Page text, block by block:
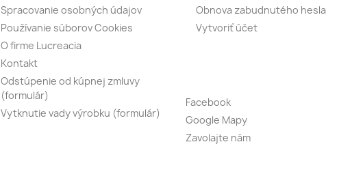
Spracovanie osobných údajov
Používanie súborov Cookies
O firme Lucreacia
Kontakt
Odstúpenie od kúpnej zmluvy
(formulár)
Vytknutie vady výrobku (formulár)
Obnova zabudnutého hesla
Vytvoriť účet
Facebook
Google Mapy
Zavolajte nám